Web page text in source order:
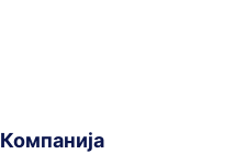
Компанија